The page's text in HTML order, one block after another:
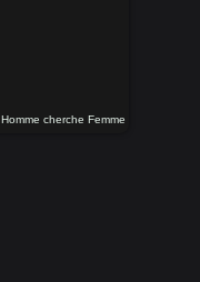
Homme cherche Femme